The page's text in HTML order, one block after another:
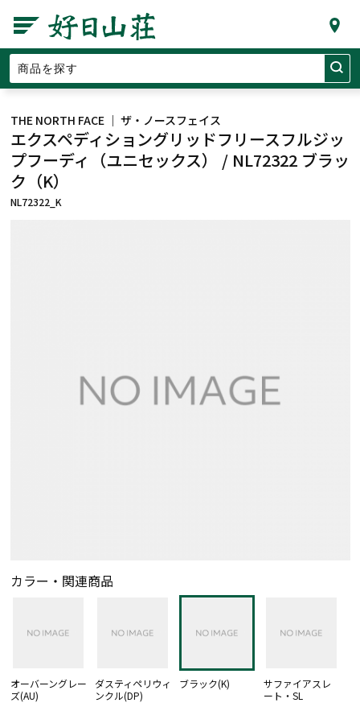
THE NORTH FACE ｜ ザ・ノースフェイス
エクスペディショングリッドフリースフルジッ
プフーディ（ユニセックス） / NL72322 ブラッ
ク（K）
NL72322_K
カラー・関連商品
オーバーングレー
ズ(AU)
ダスティペリウィ
ンクル(DP)
ブラック(K)
サファイアスレ
ート・SL